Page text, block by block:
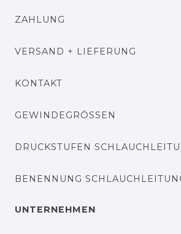
ZAHLUNG
VERSAND + LIEFERUNG
KONTAKT
GEWINDEGRÖSSEN
DRUCKSTUFEN
BENENNUNG
UNTERNEHMEN